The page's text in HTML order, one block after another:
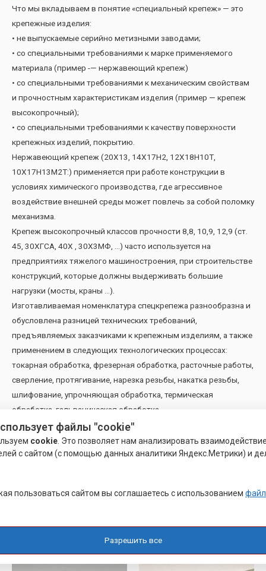
Что мы вкладываем в понятие «специальный крепеж» — это
крепежные изделия:
• не выпускаемые серийно метизными заводами;
• со специальными требованиями к марке применяемого
материала (пример -— нержавеющий крепеж)
• со специальными требованиями к механическим свойствам
и прочностным характеристикам изделия (пример — крепеж
высокопрочный);
• со специальными требованиями к качеству поверхности
крепежных изделий, покрытию.
Нержавеющий крепеж (20Х13, 14Х17Н2, 12Х18Н10Т,
10Х17Н13М2Т:) применяется при работе конструкции в
условиях химического производства, где агрессивное
воздействие внешней среды может повлечь за собой поломку
механизма.
Крепеж высокопрочный классов прочности 8,8, 10,9, 12,9 (ст.
45, 30ХГСА, 40Х , 30Х3МФ, …) часто используется на
предприятиях тяжелого машиностроения, при строительстве
конструкций, которые должны выдерживать большие
нагрузки (мосты, краны …).
Изготавливаемая номенклатура спецкрепежа разнообразна и
обусловлена разницей технических требований,
предъявляемых заказчиками к крепежным изделиям, а также
применением в следующих технологических процессах:
токарная обработка, фрезерная обработка, расточные работы,
сверление, протягивание, нарезка резьбы, накатка резьбы,
шлифование, упрочняющая обработка, термическая
обработка, гальваническая обработка.
В наличиина складе в Санкт-Петербурге,ценаот 10 ₽при
оптовом заказе, возможнадоставкапо всей территории
файлы "cookie"
cookie . Это позволяет нам анализировать
с сайтом (с помощью данных аналитики Яндекс.Метрики) и
пользоваться сайтом вы соглашаетесь с использованием
Разрешить все